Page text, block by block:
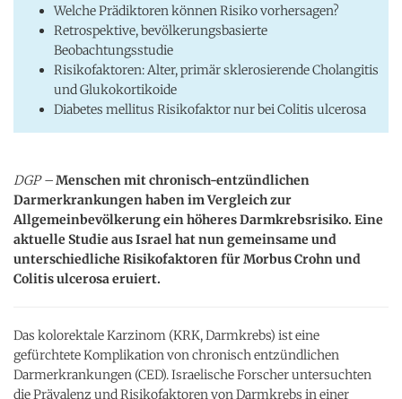
Welche Prädiktoren können Risiko vorhersagen?
Retrospektive, bevölkerungsbasierte
Beobachtungsstudie
Risikofaktoren: Alter, primär sklerosierende Cholangitis
und Glukokortikoide
Diabetes mellitus Risikofaktor nur bei Colitis ulcerosa
DGP –Menschen mit chronisch-entzündlichen
Darmerkrankungen haben im Vergleich zur
Allgemeinbevölkerung ein höheres Darmkrebsrisiko. Eine
aktuelle Studie aus Israel hat nun gemeinsame und
unterschiedliche Risikofaktoren für Morbus Crohn und
Colitis ulcerosa eruiert.
Das kolorektale Karzinom (KRK, Darmkrebs) ist eine
gefürchtete Komplikation von chronisch entzündlichen
Darmerkrankungen (CED). Israelische Forscher untersuchten
die Prävalenz und Risikofaktoren von Darmkrebs in einer